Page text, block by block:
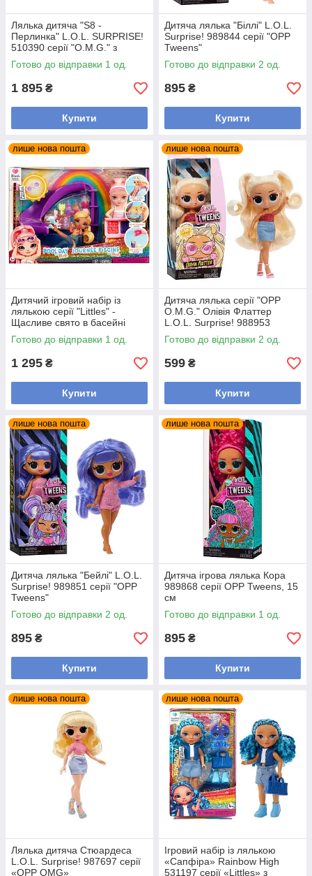
Лялька дитяча "S8 -
Перлинка" L.O.L. SURPRISE!
510390 серії "O.M.G." з
аксесуарами
Готово до відправки 1 од.
1 895 ₴
Купити
Дитяча лялька "Біллі" L.O.L.
Surprise! 989844 серії "OPP
Tweens"
Готово до відправки 2 од.
895 ₴
Купити
лише нова пошта
Дитячий ігровий набір із
лялькою серії "Littles" -
Щасливе свято в басейні
Rainbow High 522249
Готово до відправки 1 од.
1 295 ₴
Купити
лише нова пошта
Дитяча лялька серії "OPP
O.M.G." Олівія Флаттер
L.O.L. Surprise! 988953
Готово до відправки 2 од.
599 ₴
Купити
лише нова пошта
Дитяча лялька "Бейлі" L.O.L.
Surprise! 989851 серії "OPP
Tweens"
Готово до відправки 2 од.
895 ₴
Купити
лише нова пошта
Дитяча ігрова лялька Кора
989868 серії OPP Tweens, 15
см
Готово до відправки 1 од.
895 ₴
Купити
лише нова пошта
Лялька дитяча Стюардеса
L.O.L. Surprise! 987697 серії
«OPP OMG»
лише нова пошта
Ігровий набір із лялькою
«Сапфіра» Rainbow High
531197 серії «Littles» з